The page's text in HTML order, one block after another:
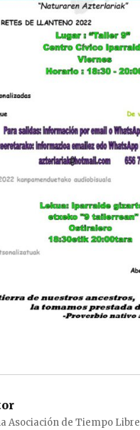
Asociación de Tiempo